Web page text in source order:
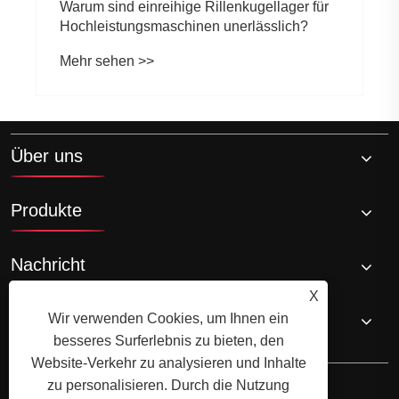
Warum sind einreihige Rillenkugellager für
Hochleistungsmaschinen unerlässlich?
Mehr sehen >>
Über uns
Produkte
Nachricht
Kontaktiere uns
X
Wir verwenden Cookies, um Ihnen ein
besseres Surferlebnis zu bieten, den
Website-Verkehr zu analysieren und Inhalte
zu personalisieren. Durch die Nutzung